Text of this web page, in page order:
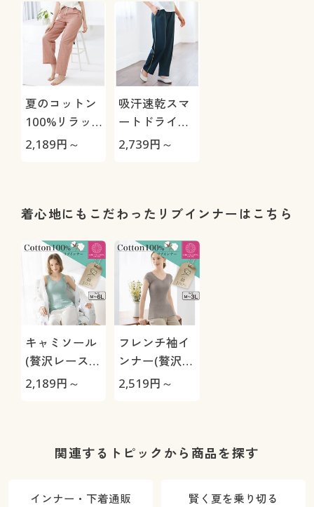
夏のコットン
100%リラッ
クスパンツ
2,189円～
吸汗速乾スマ
ートドライ®
パンツ(肌側メ
2,739円～
着心地にもこだわったリブインナーはこちら
キャミソール
(贅沢レースに
やわらかな着
2,189円～
フレンチ袖イ
ンナー(贅沢レ
ースにやわら
2,519円～
関連するトピックから商品を探す
インナー・下着通販 賢く夏を乗り切る